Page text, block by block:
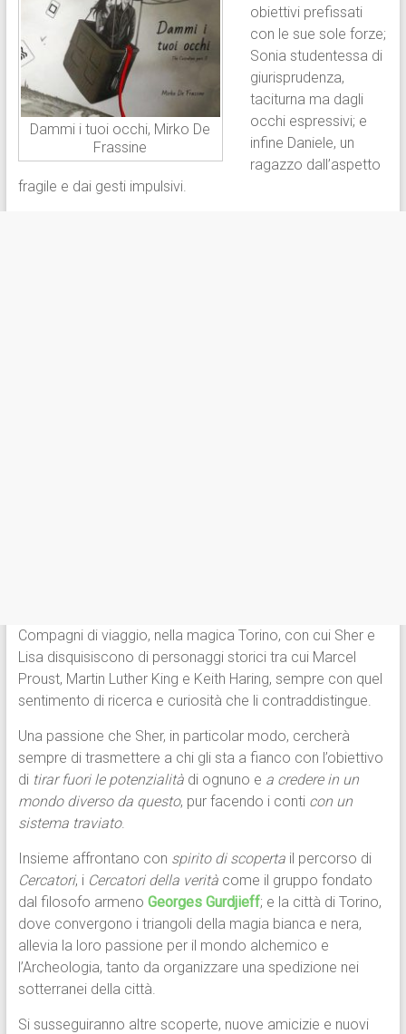
Dammi i tuoi occhi, Mirko De
Frassine
obiettivi prefissati
con le sue sole forze;
Sonia studentessa di
giurisprudenza,
taciturna ma dagli
occhi espressivi; e
infine Daniele, un
ragazzo dall’aspetto
fragile e dai gesti impulsivi.
Compagni di viaggio, nella magica Torino, con cui Sher e
Lisa disquisiscono di personaggi storici tra cui Marcel
Proust, Martin Luther King e Keith Haring, sempre con quel
sentimento di ricerca e curiosità che li contraddistingue.
Una passione che Sher, in particolar modo, cercherà
sempre di trasmettere a chi gli sta a fianco con l’obiettivo
ditirar fuori le potenzialitàdi ognuno e a credere in un
mondo diverso da questo, pur facendo i conti con un
sistema traviato.
Insieme affrontano con spirito di scopertail percorso di
Cercatori, i Cercatori della verità come il gruppo fondato
dal filosofo armeno Georges Gurdjieff; e la città di Torino,
dove convergono i triangoli della magia bianca e nera,
allevia la loro passione per il mondo alchemico e
l’Archeologia, tanto da organizzare una spedizione nei
sotterranei della città.
Si susseguiranno altre scoperte, nuove amicizie e nuovi